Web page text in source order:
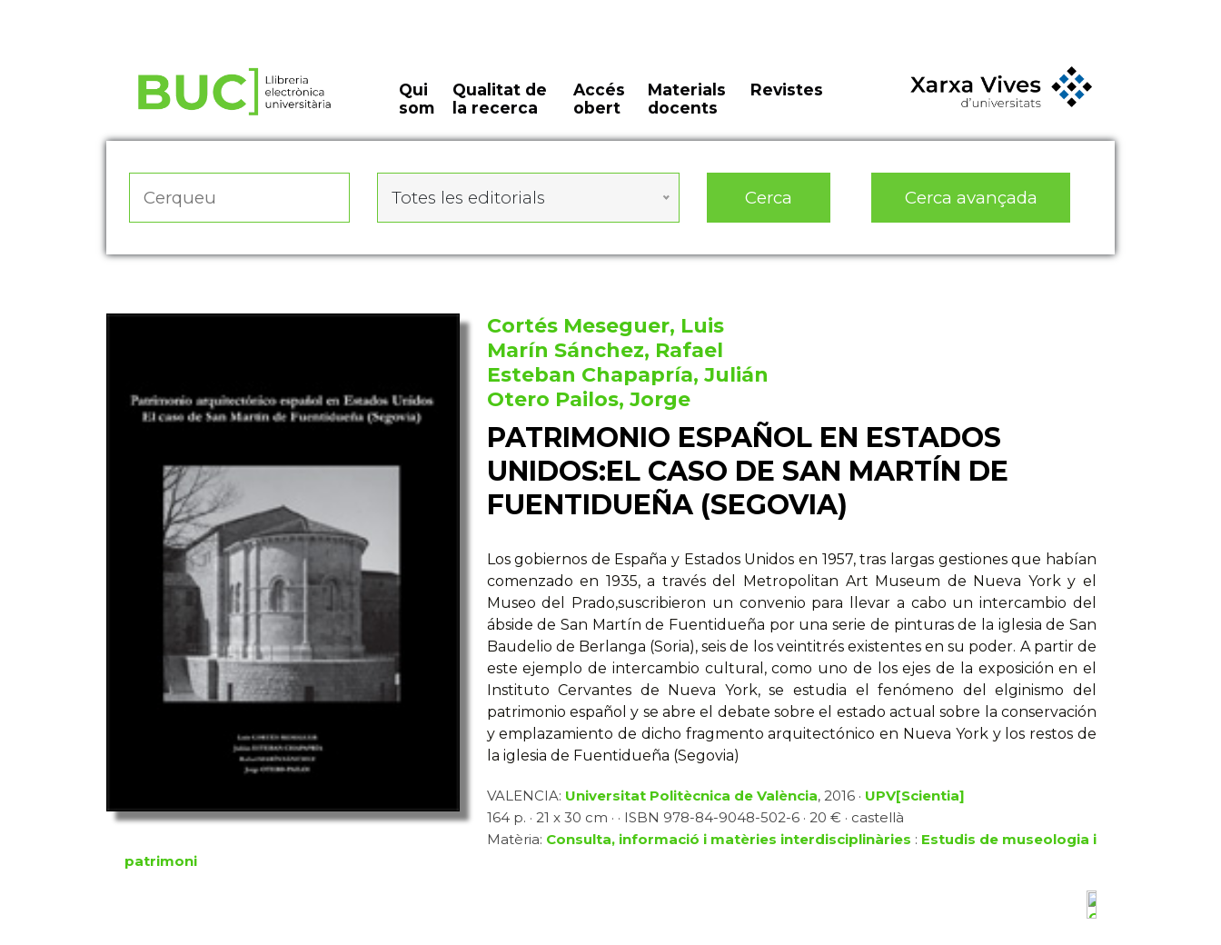
Qui
som
Qualitat de
la recerca
Accés
obert
Materials
docents
Revistes
Totes les editorials Cerca Cerca avançada
Cortés Meseguer, Luis
Marín Sánchez, Rafael
Esteban Chapapría, Julián
Otero Pailos, Jorge
PATRIMONIO ESPAÑOL EN ESTADOS
UNIDOS:EL CASO DE SAN MARTÍN DE
FUENTIDUEÑA (SEGOVIA)
Los gobiernos de España y Estados Unidos en 1957, tras largas gestiones que habían
comenzado en 1935, a través del Metropolitan Art Museum de Nueva York y el
Museo del Prado,suscribieron un convenio para llevar a cabo un intercambio del
ábside de San Martín de Fuentidueña por una serie de pinturas de la iglesia de San
Baudelio de Berlanga (Soria), seis de los veintitrés existentes en su poder. A partir de
este ejemplo de intercambio cultural, como uno de los ejes de la exposición en el
Instituto Cervantes de Nueva York, se estudia el fenómeno del elginismo del
patrimonio español y se abre el debate sobre el estado actual sobre la conservación
y emplazamiento de dicho fragmento arquitectónico en Nueva York y los restos de
la iglesia de Fuentidueña (Segovia)
VALENCIA: Universitat Politècnica de València, 2016 · UPV[Scientia]
164 p. · 21 x 30 cm · · ISBN 978-84-9048-502-6 · 20 € · castellà
Matèria: Consulta, informació i matèries interdisciplinàries : Estudis de museologia i
patrimoni